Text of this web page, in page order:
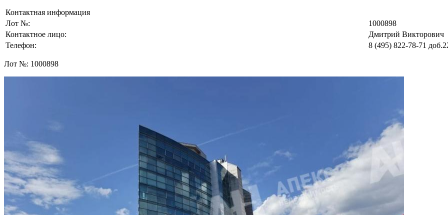
Контактная информация
Лот №:
1000898
Контактное лицо:
Дмитрий Викторович
Телефон:
8 (495) 822-78-71
Лот №: 1000898